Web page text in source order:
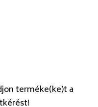
terméke(ke)t a